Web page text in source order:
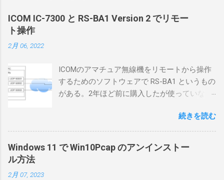
ICOM IC-7300 と RS-BA1 Version 2 でリモー
ト操作
2月 06, 2022
ICOMのアマチュア無線機をリモートから操作
するためのソフトウェアで RS-BA1 というもの
がある。2年ほど前に購入したが使っていなか
としているので、リモートから操作できる無
線局構築のために、真面目に使ってみること
くだろうと思ったのだが、ちっともそんなに
続きを読む
Windows 11 で Win10Pcap のアンインストー
ル方法
2月 07, 2023